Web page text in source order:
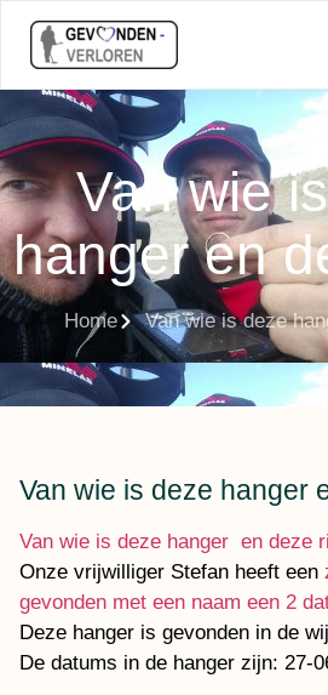
Van wie
hanger en
Home Van wie is deze
Van wie is deze hanger
Van wie is deze hanger en deze
Onze vrijwilliger Stefan heeft een
gevonden met een naam een 2
Deze hanger is gevonden in de
De datums in de hanger zijn: 27-